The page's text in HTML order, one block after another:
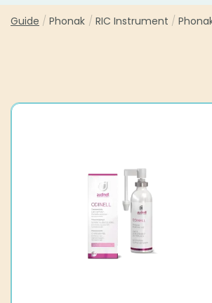
Guide / Phonak / RIC Instrument /